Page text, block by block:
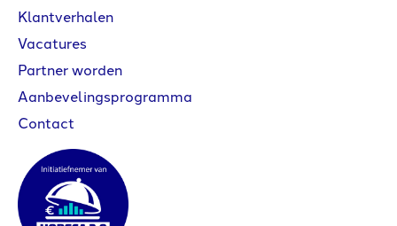
Klantverhalen
Vacatures
Partner worden
Aanbevelingsprogramma
Contact